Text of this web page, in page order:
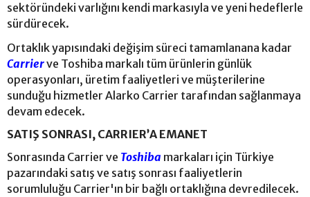
sektöründeki varlığını kendi markasıyla ve yeni hedeflerle
sürdürecek.
Ortaklık yapısındaki değişim süreci tamamlanana kadar
Carrierve Toshiba markalı tüm ürünlerin günlük
operasyonları, üretim faaliyetleri ve müşterilerine
sunduğu hizmetler Alarko Carrier tarafından sağlanmaya
devam edecek.
SATIŞ SONRASI, CARRIER’A EMANET
Sonrasında Carrier ve Toshiba markaları için Türkiye
pazarındaki satış ve satış sonrası faaliyetlerin
sorumluluğu Carrier'ın bir bağlı ortaklığına devredilecek.